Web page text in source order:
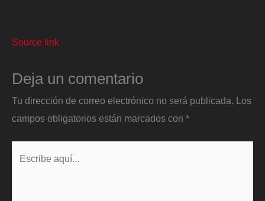
Source link
Deja un comentario
Tu dirección de correo electrónico no será publicada. Los
campos obligatorios están marcados con *